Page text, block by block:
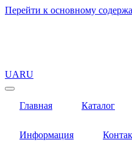
Перейти к основному
UARU
Главная Каталог
Информация